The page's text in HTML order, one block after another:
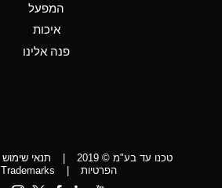
Aniline
D
המפעל
איכות
פנה אלינו
טכנו עד בע"מ © 2019 | תנאי שימוש
הפרטיות
|
Trademarks